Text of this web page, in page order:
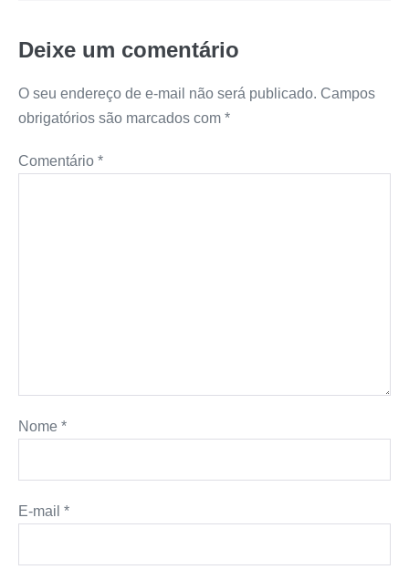
s
A
p
p
b
o
o
k
e
n
g
e
r
e
i
Deixe um comentário
O seu endereço de e-mail não será publicado. Campos
obrigatórios são marcados com *
Comentário *
Nome *
E-mail *